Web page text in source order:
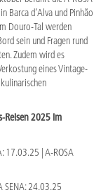
Barca d’Alva und Pinhão
Douro-Tal werden
sein und Fragen rund
Zudem wird es
eines Vintage-
Reisen 2025 im
17.03.25 | A-ROSA
SENA: 24.03.25